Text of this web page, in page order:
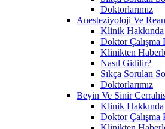
Doktorlarımız
Anesteziyoloji Ve
Klinik Hakkında
Doktor Çalışma
Klinikten
Nasıl Gidilir?
Sıkça Sorulan
Doktorlarımız
Beyin Ve Sinir
Klinik Hakkında
Doktor Çalışma